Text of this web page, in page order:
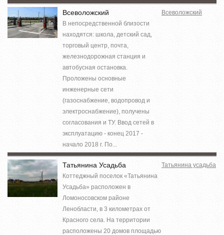
Всеволожский
В непосредственной близости
находятся: школа, детский сад,
торговый центр, почта,
железнодорожная станция и
автобусная остановка.
Проложены основные
инженерные сети
(газоснабжение, водопровод и
электроснабжение), получены
согласования и ТУ. Ввод сетей в
эксплуатацию - конец 2017 -
начало 2018 г. По...
Всеволожский
Татьянина Усадьба
Коттеджный поселок «Татьянина
Усадьба» расположен в
Ломоносовском районе
Ленобласти, в 3 километрах от
Красного села. На территории
расположены 20 домов площадью
Татьянина усадьба